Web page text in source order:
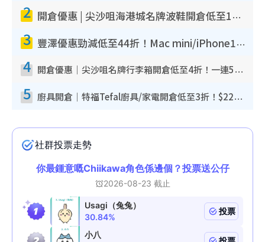
2 開倉優惠 | 尖沙咀海港城名牌波鞋開倉低至1折！On鞋$899起／Joy&Peace鞋履$98起
3 豐澤優惠勁減低至44折！Mac mini/iPhone17Pro大減價！廚房家電$220起
4 開倉優惠｜尖沙咀名牌行李箱開倉低至4折！一連5日 American Tourister/ace./Hallmark $200起！
5 廚具開倉｜特福Tefal廚具/家電開倉低至3折！$220起買平底鍋/炒鑊/湯煲！電飯煲/吸塵機/燙斗$418起